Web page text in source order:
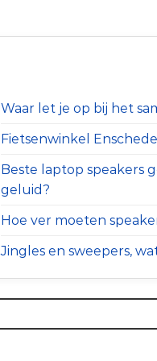
Waar let je op bij het
Fietsenwinkel
Beste laptop speakers
geluid?
Hoe ver moeten
Jingles en sweepers,